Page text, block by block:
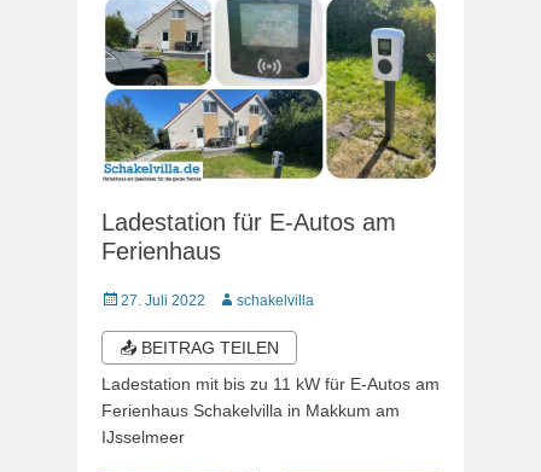
Ladestation für E-Autos am
Ferienhaus
Veröffentlicht
27. Juli 2022 Autorschakelvilla
📤 BEITRAG TEILEN
Ladestation mit bis zu 11 kW für E-Autos am
Ferienhaus Schakelvilla in Makkum am
IJsselmeer